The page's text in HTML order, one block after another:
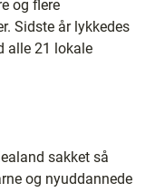
og flere
Sidste år lykkedes
alle 21 lokale
sakket så
og nyuddannede